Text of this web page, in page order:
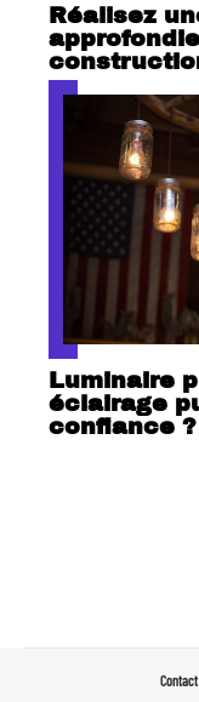
Réalisez
Luminaire
éclairage
confiance ?
Contact